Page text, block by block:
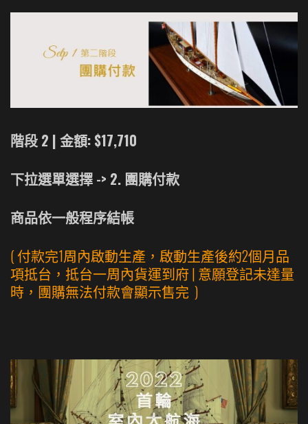
階段 2 | 金額: $17,710
下拉選單選擇 -> 2. 團購付款
商品依一般程序結帳
( 付款完1周內啟動生產，啟動生產後約2個月品
項抵台，抵台一周內貨運到府 | 意願登記未達量
時，團購無法付款會顯示售完 )